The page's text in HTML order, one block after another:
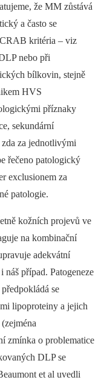
že MM zůstává
a často se
kritéria –⁠ viz
nebo při
bílkovin, stejně
HVS
příznaky
sekundární
za jednotlivými
řečeno patologický
exclusionem za
patologie.
kožních projevů ve
na kombinační
adekvátní
náš případ. Patogeneze
se
lipoproteiny a jejich
zmínka o problematice
DLP se
et al uvedli